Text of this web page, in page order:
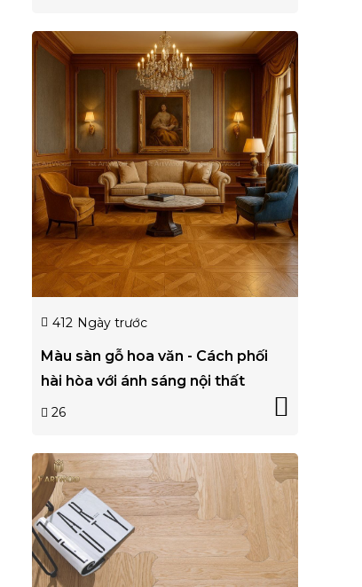
412 Ngày trước
Màu sàn gỗ hoa văn - Cách phối
hài hòa với ánh sáng nội thất
26